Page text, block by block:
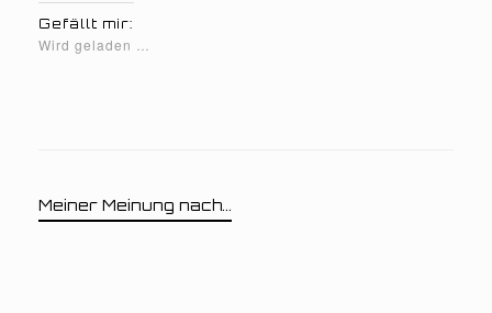
Gefällt mir:
Wird geladen …
Meiner Meinung nach...